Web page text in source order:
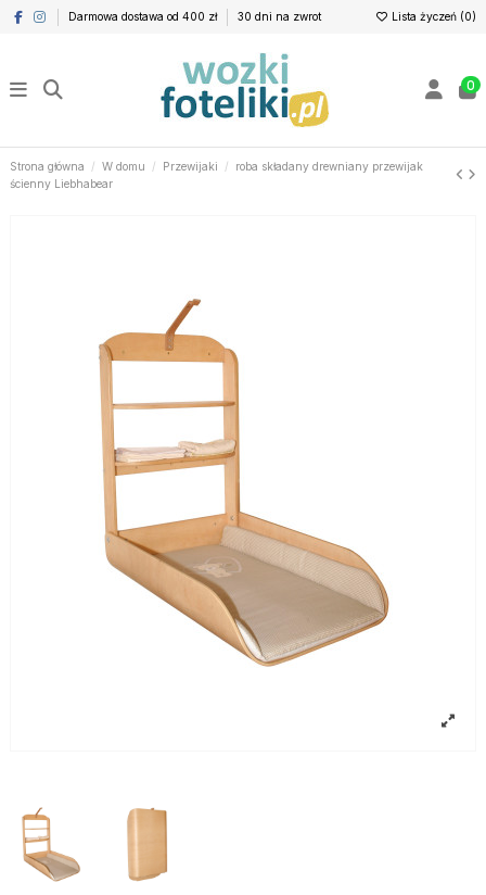
Darmowa dostawa od 400 zł 30 dni na zwrot Lista życzeń (0)
0
Strona główna W domu Przewijaki
roba składany drewniany przewijak
ścienny Liebhabear